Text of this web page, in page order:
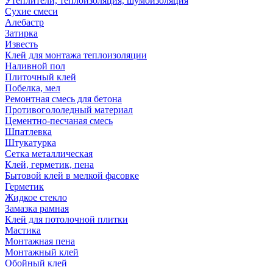
Сухие смеси
Алебастр
Затирка
Известь
Клей для монтажа теплоизоляции
Наливной пол
Плиточный клей
Побелка, мел
Ремонтная смесь для бетона
Противогололедный материал
Цементно-песчаная смесь
Шпатлевка
Штукатурка
Сетка металлическая
Клей, герметик, пена
Бытовой клей в мелкой фасовке
Герметик
Жидкое стекло
Замазка рамная
Клей для потолочной плитки
Мастика
Монтажная пена
Монтажный клей
Обойный клей